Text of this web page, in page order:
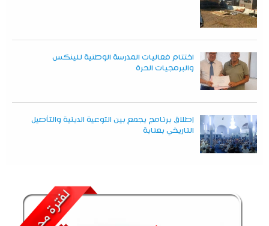
اختتام فعاليات المدرسة الوطنية للينكس
والبرمجيات الحرة
إطلاق برنامج يجمع بين التوعية الدينية والتأصيل
التاريخي بعنابة